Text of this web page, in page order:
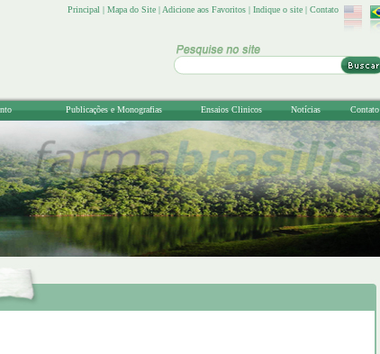
Principal | Mapa do Site | Adicione aos Favoritos | Indique o site | Contato
Publicações e Monografias Ensaios Clinicos Notícias Contato